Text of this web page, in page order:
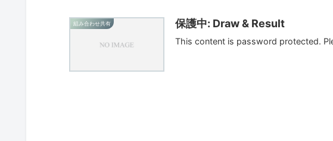
組み合わせ共有 保護中: Draw & Result
This content is password protected.